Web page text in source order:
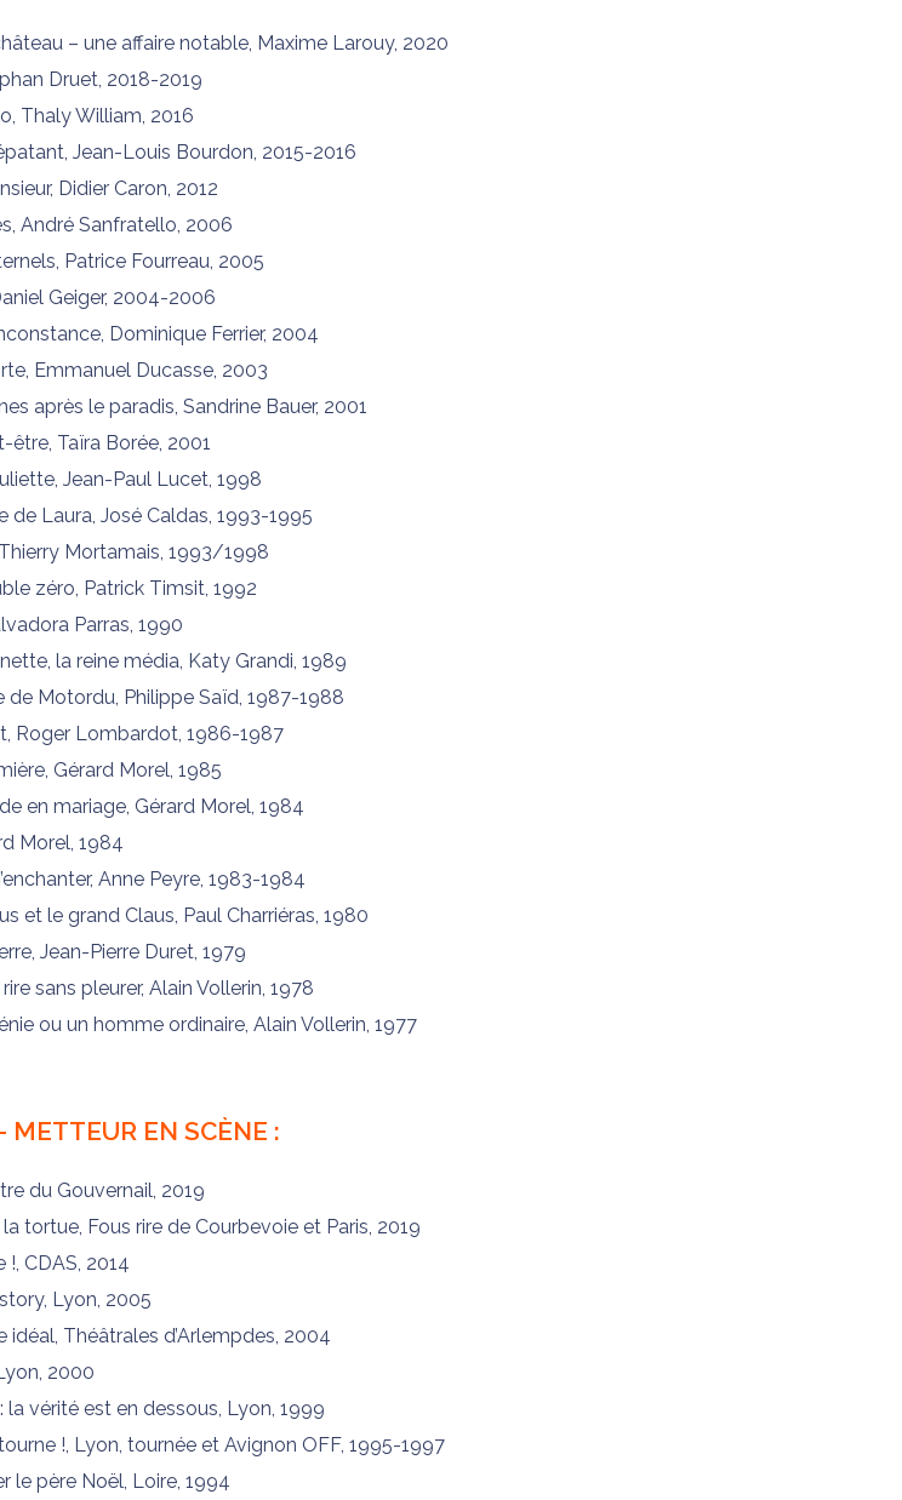
– une affaire notable, Maxime Larouy, 2020
Druet, 2018-2019
Thaly William, 2016
Jean-Louis Bourdon, 2015-2016
Didier Caron, 2012
André Sanfratello, 2006
Patrice Fourreau, 2005
Geiger, 2004-2006
Dominique Ferrier, 2004
Emmanuel Ducasse, 2003
après le paradis, Sandrine Bauer, 2001
être, Taïra Borée, 2001
Jean-Paul Lucet, 1998
de Laura, José Caldas, 1993-1995
Mortamais, 1993/1998
zéro, Patrick Timsit, 1992
Parras, 1990
la reine média, Katy Grandi, 1989
de Motordu, Philippe Saïd, 1987-1988
Roger Lombardot, 1986-1987
Gérard Morel, 1985
en mariage, Gérard Morel, 1984
Morel, 1984
Anne Peyre, 1983-1984
et le grand Claus, Paul Charriéras, 1980
Jean-Pierre Duret, 1979
sans pleurer, Alain Vollerin, 1978
ou un homme ordinaire, Alain Vollerin, 1977
METTEUR EN SCÈNE :
du Gouvernail, 2019
tortue, Fous rire de Courbevoie et Paris, 2019
!, CDAS, 2014
Lyon, 2005
idéal, Théâtrales d’Arlempdes, 2004
2000
la vérité est en dessous, Lyon, 1999
!, Lyon, tournée et Avignon OFF, 1995-1997
le père Noël, Loire, 1994